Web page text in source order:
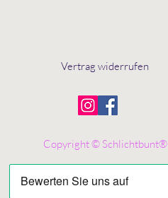
Vertrag widerrufen
Copyright © Schlichtbunt®